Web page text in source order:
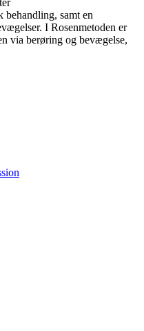
behandling, samt en
I Rosenmetoden er
via berøring og bevægelse,